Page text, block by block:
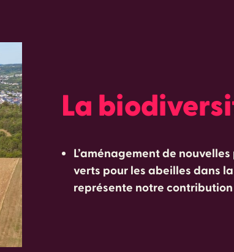
La
L’aménagement de
verts pour les abeilles dans
représente notre